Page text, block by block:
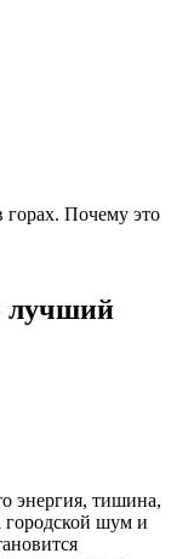
горах. Почему это
лучший
энергия, тишина,
городской шум и